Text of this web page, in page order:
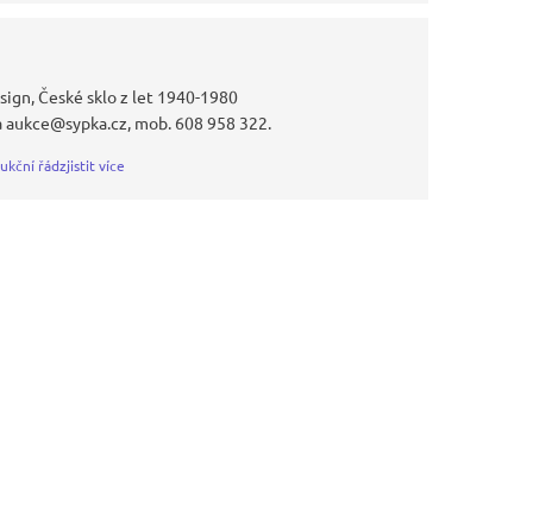
České sklo z let 1940-1980
mob. 608 958 322.
řádzjistit více